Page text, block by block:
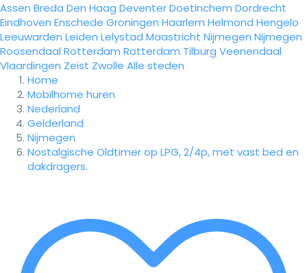
Assen Breda Den Haag DeventerDoetinchem Dordrecht
Eindhoven Enschede Groningen Haarlem Helmond Hengelo
Leeuwarden Leiden Lelystad Maastricht Nijmegen Nijmegen
Roosendaal Rotterdam Rotterdam Tilburg Veenendaal
Vlaardingen Zeist Zwolle Alle steden
Home
Mobilhome huren
Nederland
Gelderland
Nijmegen
Nostalgische Oldtimer op LPG, 2/4p, met vast bed en
dakdragers.